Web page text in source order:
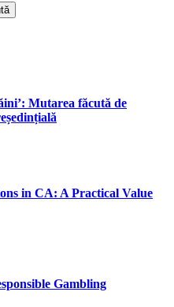
Mutarea făcută de
in CA: A Practical Value
Gambling